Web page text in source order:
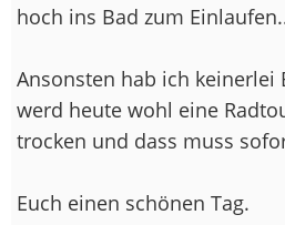
hoch ins Bad zum
Ansonsten hab ich keinerlei
werd heute wohl eine
trocken und dass muss
Euch einen schönen Tag.